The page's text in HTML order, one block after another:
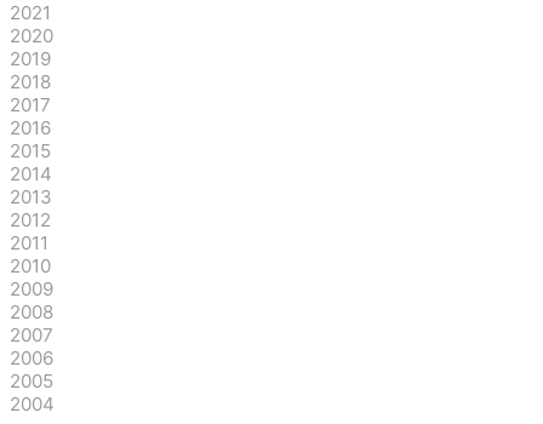
2021
2020
2019
2018
2017
2016
2015
2014
2013
2012
2011
2010
2009
2008
2007
2006
2005
2004